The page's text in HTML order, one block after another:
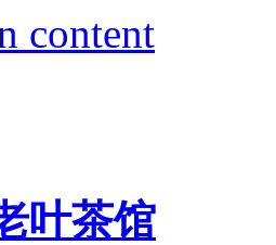
content
叶茶馆